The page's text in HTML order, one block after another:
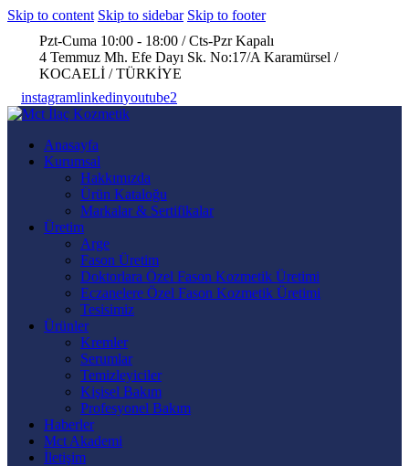
Skip to content Skip to sidebar Skip to footer
Pzt-Cuma 10:00 - 18:00 / Cts-Pzr Kapalı
4 Temmuz Mh. Efe Dayı Sk. No:17/A Karamürsel /
KOCAELİ / TÜRKİYE
instagramlinkedinyoutube2
Anasayfa
Kurumsal
Hakkımızda
Ürün Kataloğu
Markalar & Sertifikalar
Üretim
Arge
Fason Üretim
Doktorlara Özel Fason Kozmetik Üretimi
Eczanelere Özel Fason Kozmetik Üretimi
Tesisimiz
Ürünler
Kremler
Serumlar
Temizleyiciler
Kişisel Bakım
Profesyonel Bakım
Haberler
Mct Akademi
İletişim